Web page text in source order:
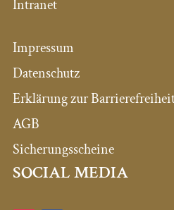
Intranet
Impressum
Datenschutz
Erklärung zur
AGB
Sicherungsscheine
SOCIAL MEDIA